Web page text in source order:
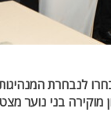
בני נוער